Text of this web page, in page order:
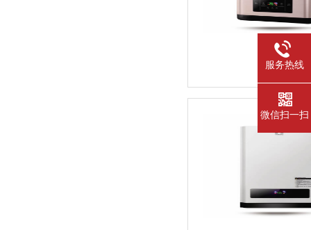
服务热线
微信扫一扫